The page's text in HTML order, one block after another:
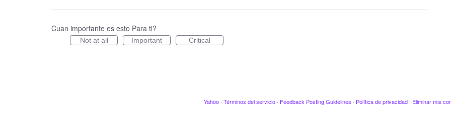
Cuan importante es esto Para ti?
Not at all Important Critical
Yahoo · Términos del servicio · Feedback Posting Guidelines · Política de privacidad · Eliminar mis